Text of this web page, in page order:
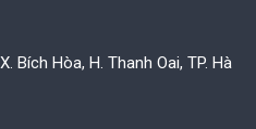
Bích Hòa, H. Thanh Oai, TP. Hà